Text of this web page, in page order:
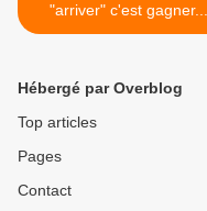
"arriver" c'est gagner...
contre sois-même!
Hébergé par Overblog
Top articles
Pages
Contact